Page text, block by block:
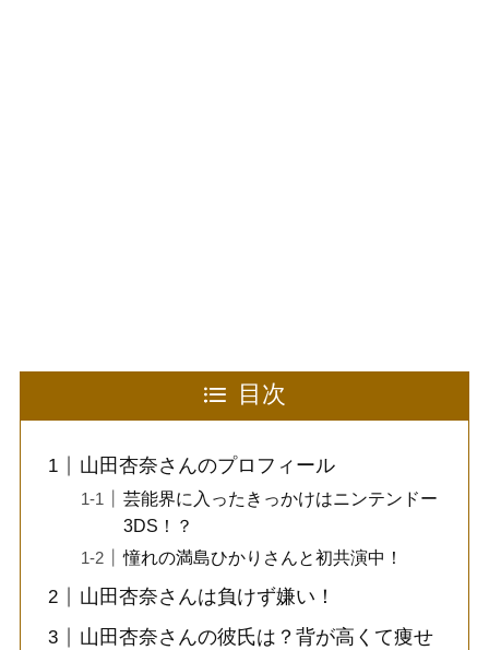
目次
山田杏奈さんのプロフィール
芸能界に入ったきっかけはニンテンドー
3DS！？
憧れの満島ひかりさんと初共演中！
山田杏奈さんは負けず嫌い！
山田杏奈さんの彼氏は？背が高くて痩せ